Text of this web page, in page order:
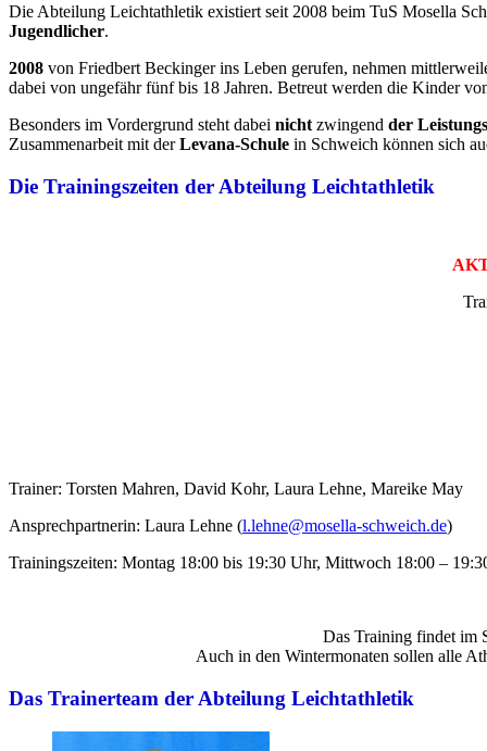
Die Abteilung Leichtathletik existiert seit 2008 beim TuS Mosella
Jugendlicher.
2008 von Friedbert Beckinger ins Leben gerufen, nehmen
dabei von ungefähr fünf bis 18 Jahren. Betreut werden die Kinder
Besonders im Vordergrund steht dabei nicht zwingend der
Zusammenarbeit mit derLevana-Schule in Schweich können sich
Die Trainingszeiten der Abteilung Leichtathletik
Trainer: Torsten Mahren, David Kohr, Laura Lehne, Mareike May
Ansprechpartnerin: Laura Lehne (l.lehne@mosella-schweich.de)
Trainingszeiten: Montag 18:00 bis 19:30 Uhr, Mittwoch 18:00 –
Das Training findet im
Auch in den Wintermonaten sollen alle
Das Trainerteam der Abteilung Leichtathletik ​